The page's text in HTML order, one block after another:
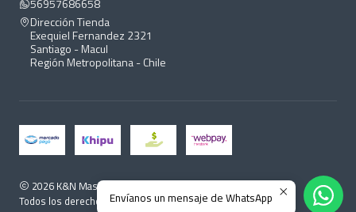
56957686658
Dirección Tienda
Exequiel Fernandez 2321
Santiago - Macul
Región Metropolitana - Chile
2026 K&N Mascotas.
Todos los derechos reservados. Desarrollado por Jumpseller
Envíanos un mensaje de WhatsApp